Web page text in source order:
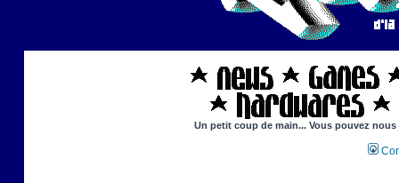
Un petit coup de main... Vous pouvez